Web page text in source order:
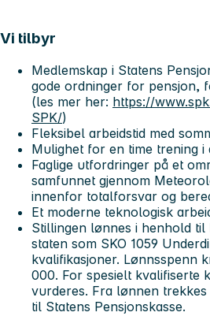
Vi tilbyr
Medlemskap i Statens
gode ordninger for pensjon,
(les mer her: https://
SPK/)
Fleksibel arbeidstid med
Mulighet for en time trening i
Faglige utfordringer på et
samfunnet gjennom
innenfor totalforsvar og
Et moderne teknologisk
Stillingen lønnes i henhold
staten som SKO 1059
kvalifikasjoner. Lønnsspenn
000. For spesielt kvalifiserte
vurderes. Fra lønnen
til Statens Pensjonskasse.